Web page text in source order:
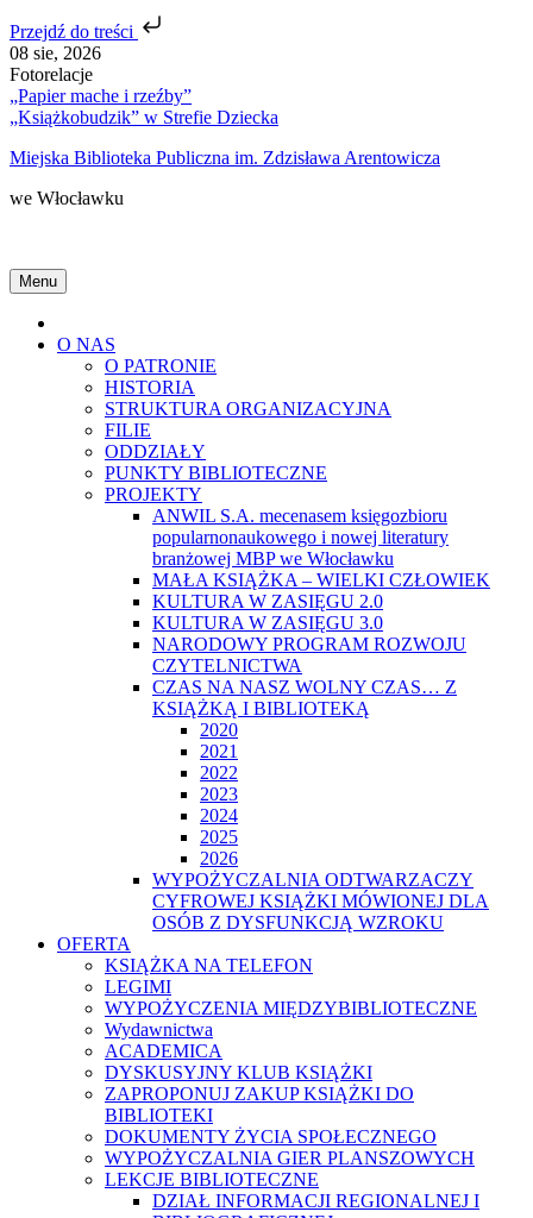
Przejdź do treści
Skip
to
content
08 sie, 2026
Fotorelacje
„Papier mache i rzeźby”
„Książkobudzik” w Strefie Dziecka
Miejska Biblioteka Publiczna im. Zdzisława Arentowicza
we Włocławku
Menu
O NAS
O PATRONIE
HISTORIA
STRUKTURA ORGANIZACYJNA
FILIE
ODDZIAŁY
PUNKTY BIBLIOTECZNE
PROJEKTY
ANWIL S.A. mecenasem księgozbioru
popularnonaukowego i nowej literatury
branżowej MBP we Włocławku
MAŁA KSIĄŻKA – WIELKI CZŁOWIEK
KULTURA W ZASIĘGU 2.0
KULTURA W ZASIĘGU 3.0
NARODOWY PROGRAM ROZWOJU
CZYTELNICTWA
CZAS NA NASZ WOLNY CZAS… Z
KSIĄŻKĄ I BIBLIOTEKĄ
2020
2021
2022
2023
2024
2025
2026
WYPOŻYCZALNIA ODTWARZACZY
CYFROWEJ KSIĄŻKI MÓWIONEJ DLA
OSÓB Z DYSFUNKCJĄ WZROKU
OFERTA
KSIĄŻKA NA TELEFON
LEGIMI
WYPOŻYCZENIA MIĘDZYBIBLIOTECZNE
Wydawnictwa
ACADEMICA
DYSKUSYJNY KLUB KSIĄŻKI
ZAPROPONUJ ZAKUP KSIĄŻKI DO
BIBLIOTEKI
DOKUMENTY ŻYCIA SPOŁECZNEGO
WYPOŻYCZALNIA GIER PLANSZOWYCH
LEKCJE BIBLIOTECZNE
DZIAŁ INFORMACJI REGIONALNEJ I